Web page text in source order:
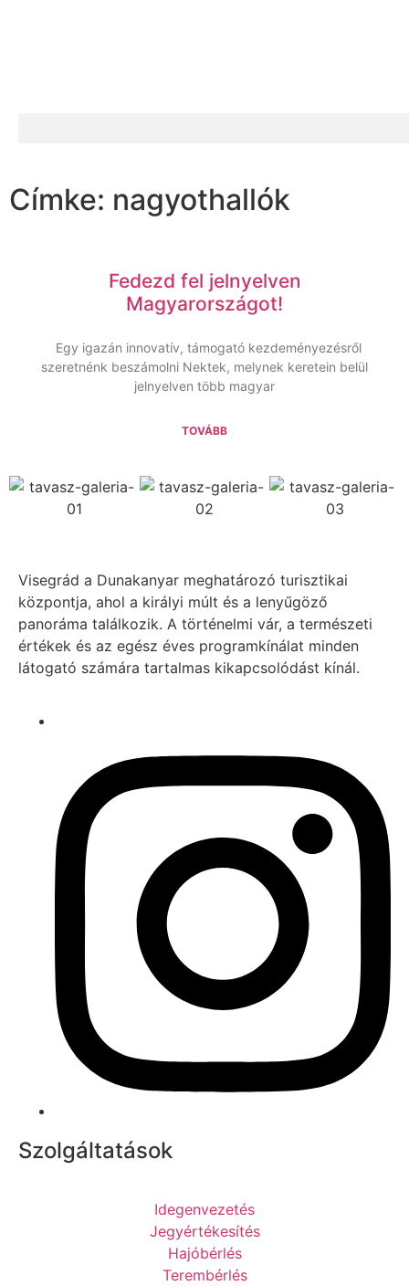
Címke: nagyothallók
Fedezd fel jelnyelven
Magyarországot!
Egy igazán innovatív, támogató kezdeményezésről
szeretnénk beszámolni Nektek, melynek keretein belül
jelnyelven több magyar
TOVÁBB
Visegrád a Dunakanyar meghatározó turisztikai
központja, ahol a királyi múlt és a lenyűgöző
panoráma találkozik. A történelmi vár, a természeti
értékek és az egész éves programkínálat minden
látogató számára tartalmas kikapcsolódást kínál.
Szolgáltatások
Idegenvezetés
Jegyértékesítés
Hajóbérlés
Terembérlés